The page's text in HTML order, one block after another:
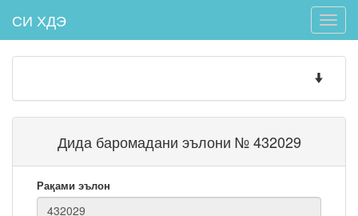
Toggle
СИ ХДЭ
Toggle
Дида баромадани эълони № 432029
Рақами эълон